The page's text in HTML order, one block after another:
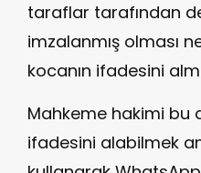
taraflar tarafından
imzalanmış olması
kocanın ifadesini
Mahkeme hakimi bu
ifadesini alabilmek